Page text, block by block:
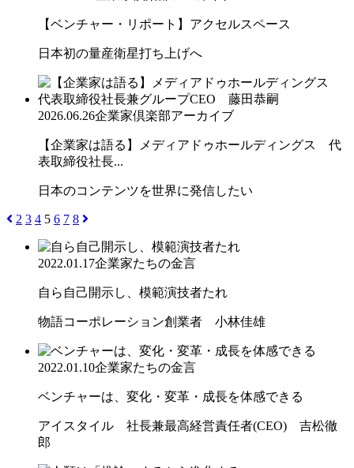
【ベンチャー・リポート】アクセルスペース
日本初の量産衛星打ち上げへ
2026.06.26企業家倶楽部アーカイブ
【企業家は語る】メディアドゥホールディングス 代
表取締役社長...
日本のコンテンツを世界に発信したい
2 3 4 5 6 7 8
2022.01.17企業家たちの金言
自ら自己開示し、模範演技者たれ
物語コーポレーション創業者 小林佳雄
2022.01.10企業家たちの金言
ベンチャーは、変化・変革・成長を体感できる
アイスタイル 社長兼最高経営責任者(CEO) 吉松徹
郎